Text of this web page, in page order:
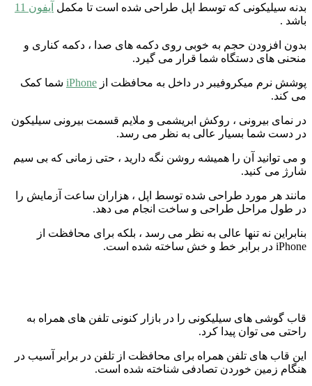
بدنه سیلیکونی که توسط اپل طراحی شده است تا مکمل آیفون 11
باشد .
بدون افزودن حجم به خوبی روی دکمه های صدا ، دکمه کناری و
منحنی های دستگاه شما قرار می گیرد.
پوشش نرم میکروفیبر در داخل به محافظت از iPhone شما کمک
می کند.
در نمای بیرونی ، روکش ابریشمی و ملایم قسمت بیرونی سیلیکون
در دست شما بسیار عالی به نظر می رسد.
و می توانید آن را همیشه روشن نگه دارید ، حتی زمانی که بی سیم
شارژ می کنید.
مانند هر مورد طراحی شده توسط اپل ، هزاران ساعت آزمایش را
در طول مراحل طراحی و ساخت انجام می دهد.
بنابراین نه تنها عالی به نظر می رسد ، بلکه برای محافظت از
iPhone در برابر خط و خش ساخته شده است.
قاب گوشی های سیلیکونی را در بازار کنونی تلفن های همراه به
راحتی می توان پیدا کرد.
این قاب های تلفن همراه برای محافظت از تلفن در برابر آسیب در
هنگام زمین خوردن تصادفی شناخته شده است.